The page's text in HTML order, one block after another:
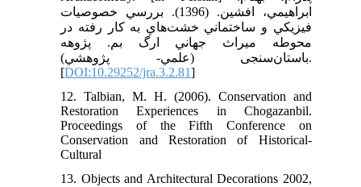
ابراهيمي، افشين. (1396). بررسي خصوصيات
فيزيكي و ساختماني خشت‌هاي به كار رفته در
محوطه ميراث جهاني ارگ بم. پژوهه
باستان‌سنجی (علمي- پژوهشي).
[DOI:10.29252/jra.3.2.81]
12. Talbian, M. H. (2006). Conservation and
Restoration Experiences in Chogazanbil.
Proceedings of the Fifth Conference on
Conservation and Restoration of Historical-
Cultural
13. Objects and Architectural Decorations 2002,